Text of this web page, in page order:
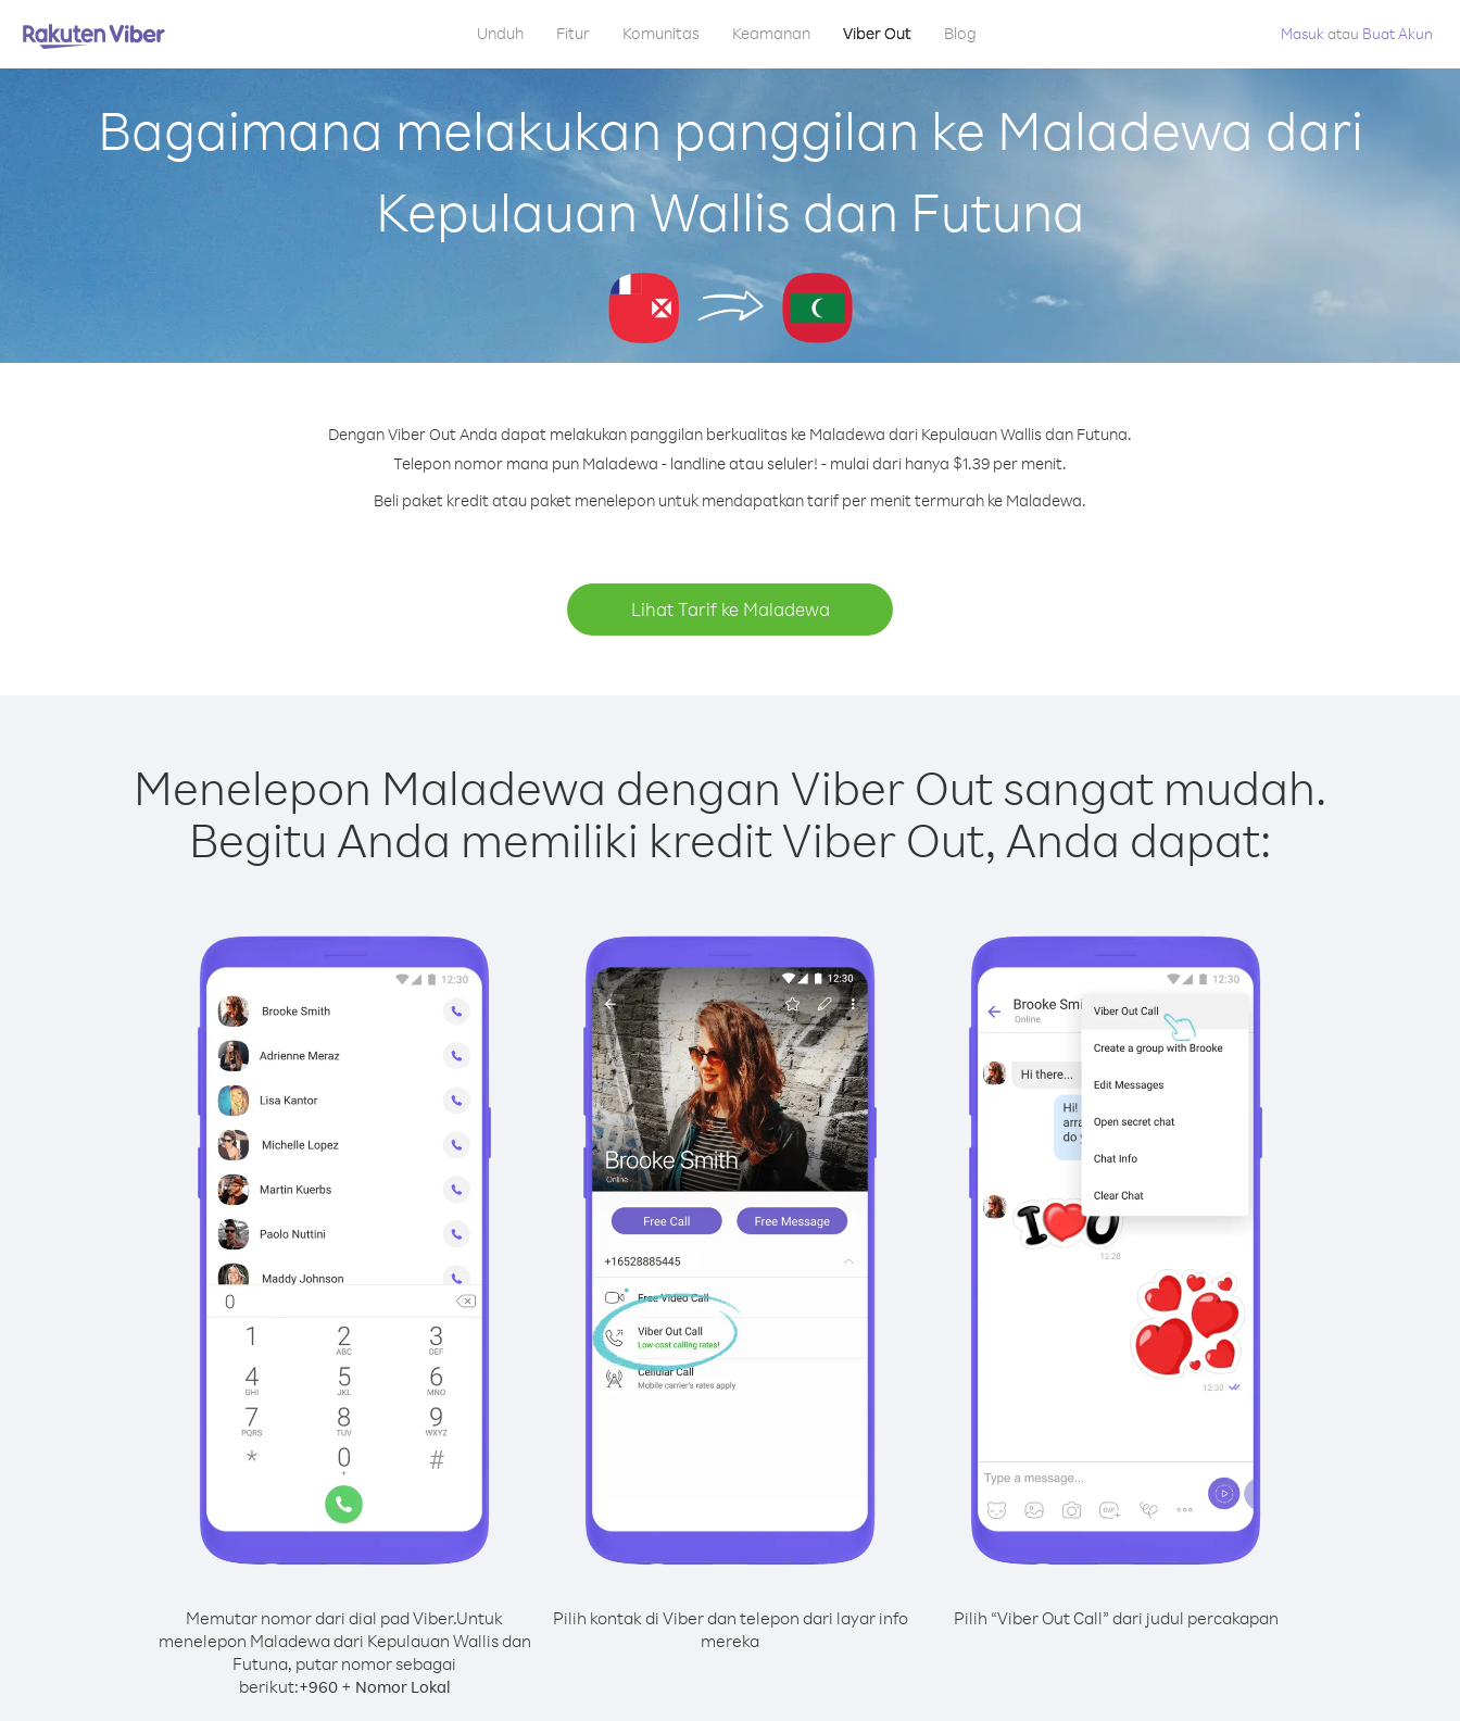
Unduh Fitur Komunitas Keamanan Viber Out Blog Masuk atau Buat Akun
Bagaimana melakukan panggilan ke Maladewa dari
Kepulauan Wallis dan Futuna
Dengan Viber Out Anda dapat melakukan panggilan berkualitas ke Maladewa dari Kepulauan Wallis dan Futuna.
Telepon nomor mana pun Maladewa - landline atau seluler! - mulai dari hanya $1.39 per menit.
Beli paket kredit atau paket menelepon untuk mendapatkan tarif per menit termurah ke Maladewa.
Lihat Tarif ke Maladewa
Menelepon Maladewa dengan Viber Out sangat mudah.
Begitu Anda memiliki kredit Viber Out, Anda dapat:
Memutar nomor dari dial pad Viber.Untuk
menelepon Maladewa dari Kepulauan Wallis dan
Futuna, putar nomor sebagai
berikut:+960+ Nomor Lokal
Pilih kontak di Viber dan telepon dari layar info
mereka
Pilih “Viber Out Call” dari judul percakapan